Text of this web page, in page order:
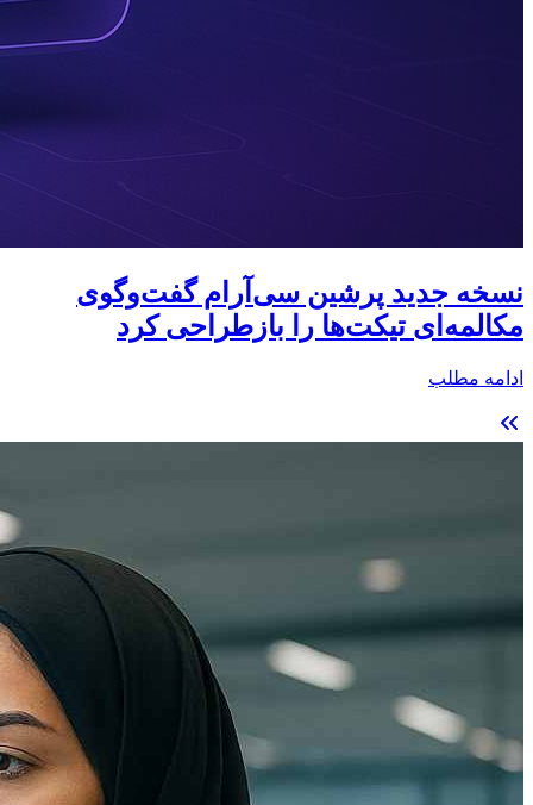
نسخه جدید پرشین سی‌آر‌ام گفت‌وگوی
مکالمه‌ای تیکت‌ها را بازطراحی کرد
ادامه مطلب